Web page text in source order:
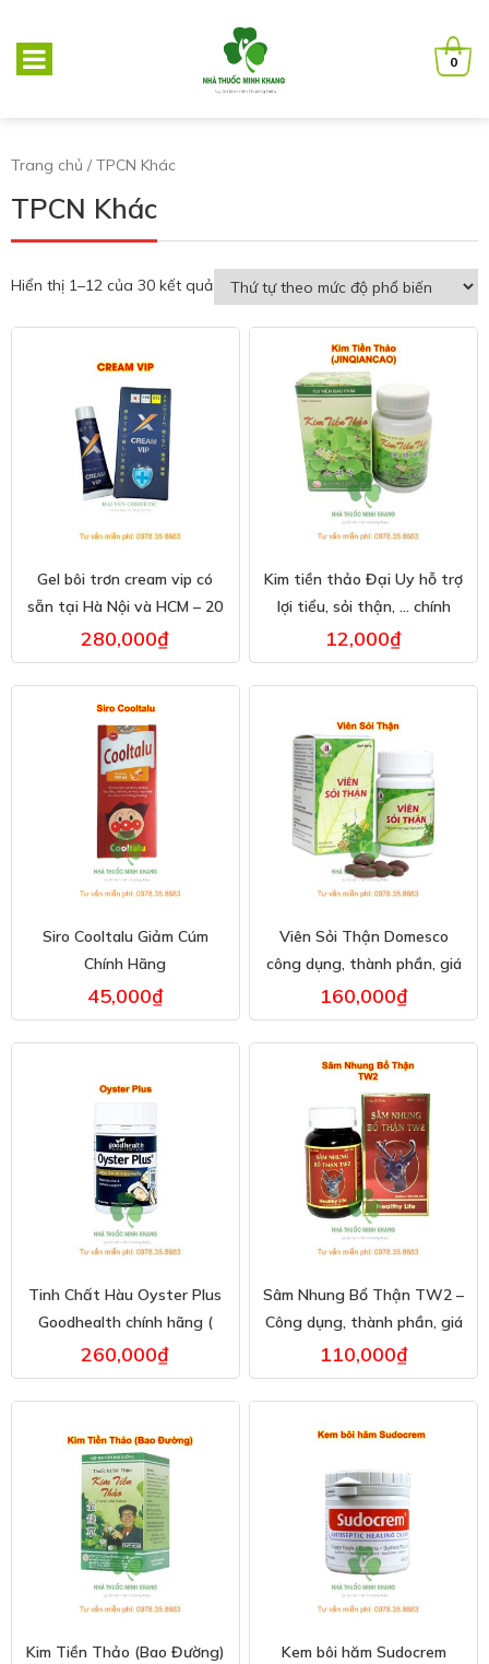
0
Trang chủ / TPCN Khác
TPCN Khác
Hiển thị 1–12 của 30 kết quả
Gel bôi trơn cream vip có
sẵn tại Hà Nội và HCM – 20
g
280,000₫
Kim tiền thảo Đại Uy hỗ trợ
lợi tiểu, sỏi thận, … chính
hãng
12,000₫
Siro Cooltalu Giảm Cúm
Chính Hãng
45,000₫
Viên Sỏi Thận Domesco
công dụng, thành phần, giá
bán.
160,000₫
Tinh Chất Hàu Oyster Plus
Goodhealth chính hãng (
hàu lùn ) – Lọ 60 Viên
260,000₫
Sâm Nhung Bổ Thận TW2 –
Công dụng, thành phần, giá
bán
110,000₫
Kim Tiền Thảo (Bao Đường)
Kem bôi hăm Sudocrem